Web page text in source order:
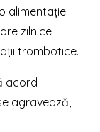
alimentație
zilnice
trombotice.
acord
agravează,